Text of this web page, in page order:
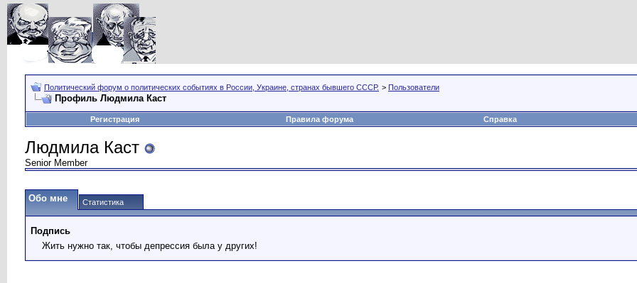
Политический форум о политических событиях в России, Украине, странах бывшего СССР. > Пользователи
Профиль Людмила Каст
Регистрация Правила форума Справка
Людмила Каст
Senior Member
Обо мне Статистика
Подпись
Жить нужно так, чтобы депрессия была у других!